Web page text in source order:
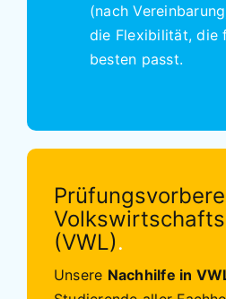
(nach
die Flexibilität, die
besten passt.
(VWL).
Unsere Nachhilfe in